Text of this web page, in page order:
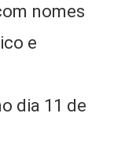
nomes
e
dia 11 de